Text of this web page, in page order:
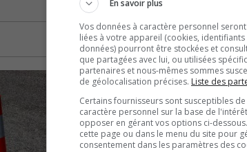
En savoir plus
Vos données à caractère personnel
liées à votre appareil (cookies,
données) pourront être stockées et
que partagées avec lui, ou utilisées
partenaires et nous-mêmes sommes
de géolocalisation précises. Liste des
Certains fournisseurs sont susceptibles
caractère personnel sur la base de
opposer en gérant vos options ci-
cette page ou dans le menu du site pour
consentement dans les paramètres des